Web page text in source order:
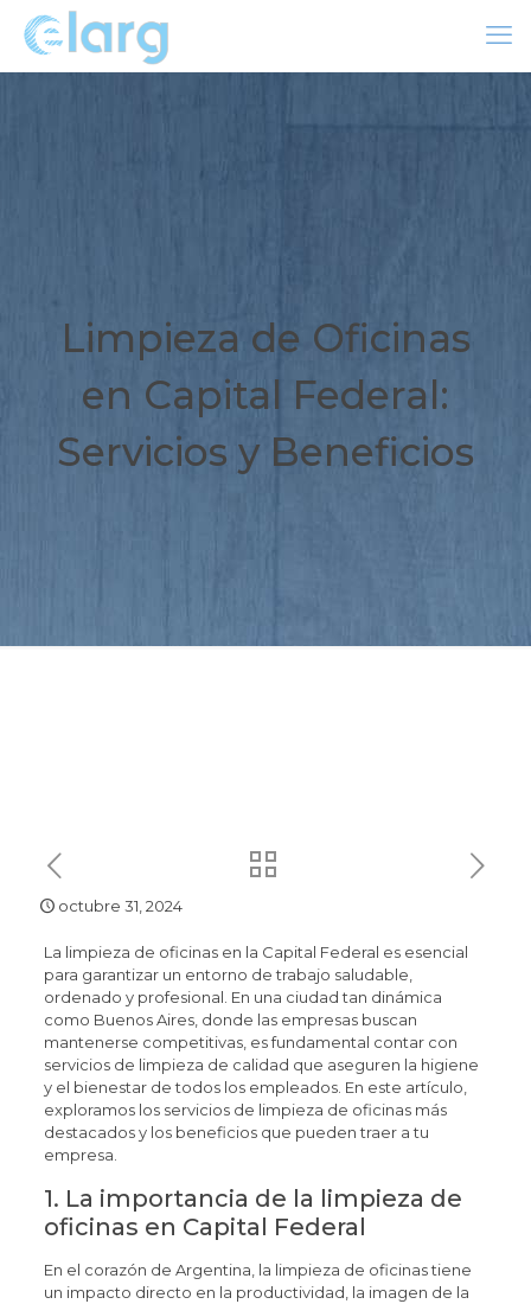
Limpieza de Oficinas
en Capital Federal:
Servicios y Beneficios
octubre 31, 2024
La limpieza de oficinas en la Capital Federal es esencial
para garantizar un entorno de trabajo saludable,
ordenado y profesional. En una ciudad tan dinámica
como Buenos Aires, donde las empresas buscan
mantenerse competitivas, es fundamental contar con
servicios de limpieza de calidad que aseguren la higiene
y el bienestar de todos los empleados. En este artículo,
exploramos los servicios de limpieza de oficinas más
destacados y los beneficios que pueden traer a tu
empresa.
1. La importancia de la limpieza de
oficinas en Capital Federal
En el corazón de Argentina, la limpieza de oficinas tiene
un impacto directo en la productividad, la imagen de la